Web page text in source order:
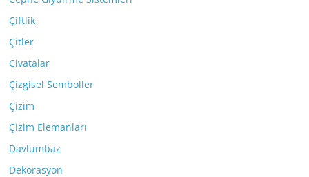
Çiftlik
Çitler
Civatalar
Çizgisel Semboller
Çizim
Çizim Elemanları
Davlumbaz
Dekorasyon